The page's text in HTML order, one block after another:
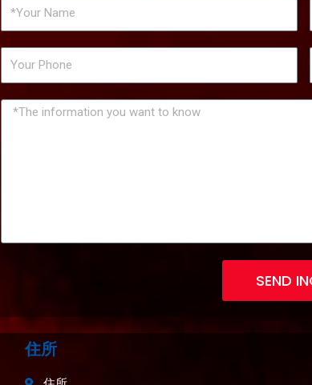
SEND
住所